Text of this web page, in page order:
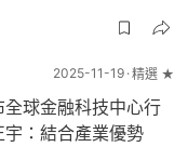
2025-11-19 精選 ★
球金融科技中心行
：結合產業優勢